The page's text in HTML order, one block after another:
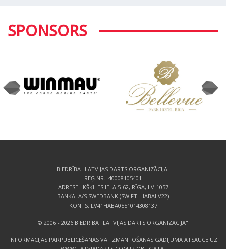
SPONSORS
BIEDRĪBA "LATVIJAS DARTS ORGANIZĀCIJA"
REĢ.NR.: 40008105401
ADRESE: IKŠĶILES IELA 5-62, RĪGA, LV-1057
BANKA: A/S SWEDBANK (SWIFT: HABALV22)
KONTS: LV41HABA0551014308137
© 2006 - 2026 BIEDRĪBA "LATVIJAS DARTS ORGANIZĀCIJA"
INFORMĀCIJAS PĀRPUBLICĒŠANAS VAI IZMANTOŠANAS GADĪJUMĀ ATSAUCE UZ